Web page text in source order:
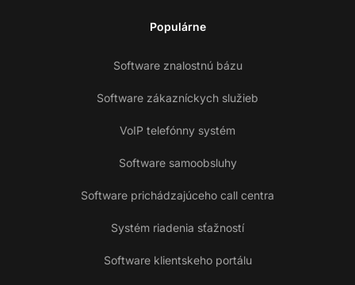
Populárne
Software znalostnú bázu
Software zákazníckych služieb
VoIP telefónny systém
Software samoobsluhy
Software prichádzajúceho call centra
Systém riadenia sťažností
Software klientskeho portálu